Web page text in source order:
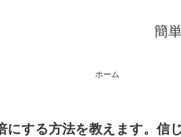
簡
ホーム
にする方法を教えます。信